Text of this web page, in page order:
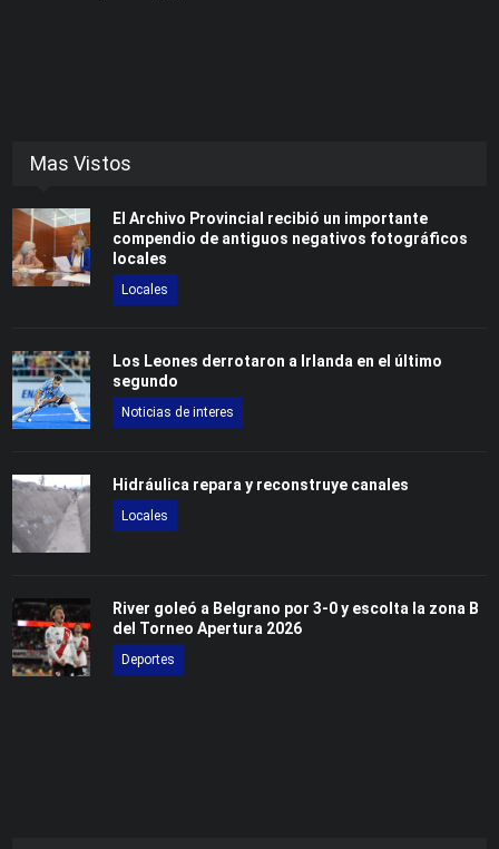
Mas Vistos
El Archivo Provincial recibió un importante
compendio de antiguos negativos fotográficos
locales
Locales
Los Leones derrotaron a Irlanda en el último
segundo
Noticias de interes
Hidráulica repara y reconstruye canales
Locales
River goleó a Belgrano por 3-0 y escolta la zona B
del Torneo Apertura 2026
Deportes